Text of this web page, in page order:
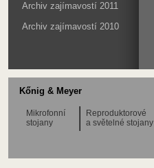
Archiv zajímavostí 2011
Archiv zajímavostí 2010
Kőnig & Meyer
Mikrofonní
stojany
Reproduktorové
a světelné stojany